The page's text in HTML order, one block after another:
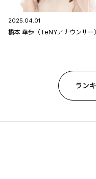
2025.04.01
橋本 華歩（TeNYアナウンサー）
ラン